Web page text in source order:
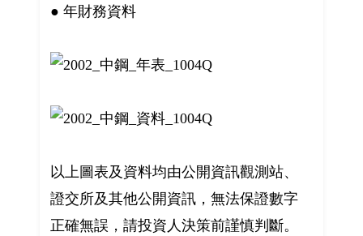
● 年財務資料
以上圖表及資料均由公開資訊觀測站、
證交所及其他公開資訊，無法保證數字
正確無誤，請投資人決策前謹慎判斷。